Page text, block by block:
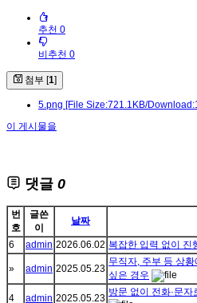
추천 0
비추천 0
첨부 [1]
5.png [File Size:721.1KB/
이 게시물을
댓글 0
번
호
글쓴
이
날짜
6
admin 2026.06.02 복잡한 입력 없이 진
» admin 2025.05.23
무직자, 주부 등 상
싶은 경우
4 admin 2025.05.23
방문 없이 전화·문